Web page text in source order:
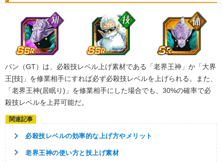
パン（GT）は、必殺技レベル上げ素材である「老界王神」か「大界
王[技]」を修業相手にすれば必ず必殺技レベルを上げられる。また、
「老界王神(居眠り)」を修業相手にした場合でも、30%の確率で必
殺技レベルを上昇可能だ。
必殺技レベルの効率的な上げ方やメリット
老界王神の使い方と技上げ素材